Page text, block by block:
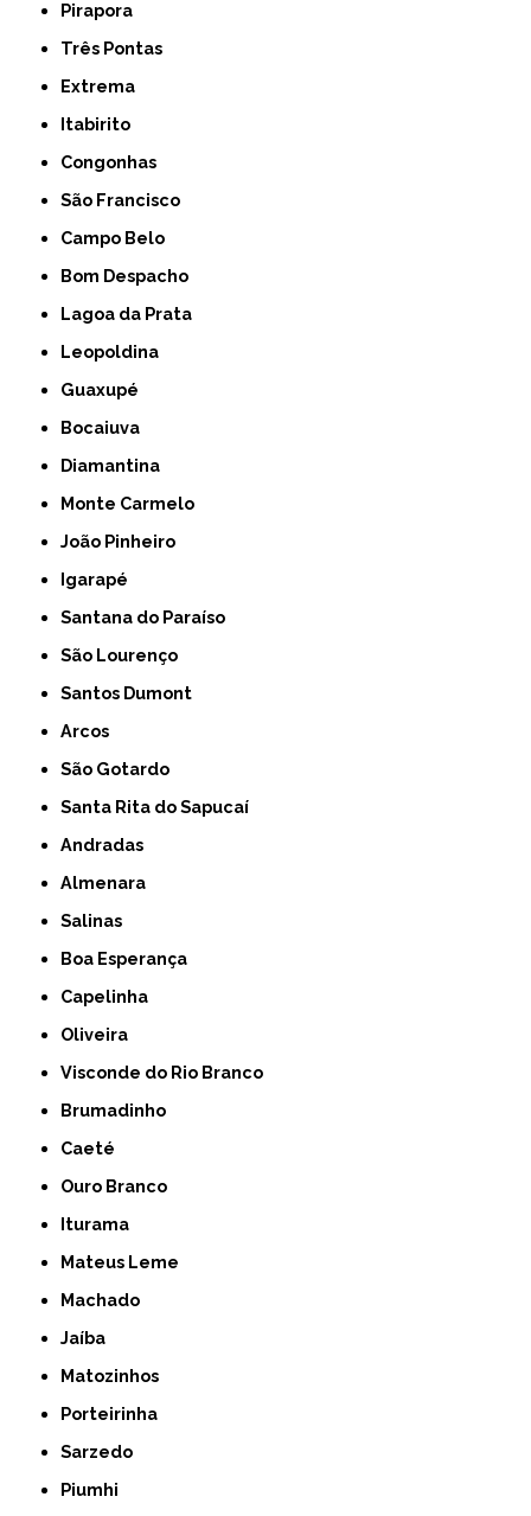
Pirapora
Três Pontas
Extrema
Itabirito
Congonhas
São Francisco
Campo Belo
Bom Despacho
Lagoa da Prata
Leopoldina
Guaxupé
Bocaiuva
Diamantina
Monte Carmelo
João Pinheiro
Igarapé
Santana do Paraíso
São Lourenço
Santos Dumont
Arcos
São Gotardo
Santa Rita do Sapucaí
Andradas
Almenara
Salinas
Boa Esperança
Capelinha
Oliveira
Visconde do Rio Branco
Brumadinho
Caeté
Ouro Branco
Iturama
Mateus Leme
Machado
Jaíba
Matozinhos
Porteirinha
Sarzedo
Piumhi